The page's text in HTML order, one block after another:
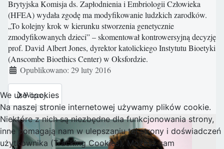
Brytyjska Komisja ds. Zapłodnienia i Embriologii Człowieka
(HFEA) wydała zgodę ma modyfikowanie ludzkich zarodków.
„To kolejny krok w kierunku stworzenia genetycznie
zmodyfikowanych dzieci” – skomentował kontrowersyjną decyzję
prof. David Albert Jones, dyrektor katolickiego Instytutu Bioetyki
(Anscombe Bioethics Center) w Oksfordzie.
Szczegóły
Opublikowano: 29 luty 2016
Więcej…
We use cookies
Na naszej stronie internetowej używamy plików cookie.
Niektóre z nich są niezbędne dla funkcjonowania strony,
inne pomagają nam w ulepszaniu tej strony i doświadczeń
użytkownika (Tracking Cookies). Możesz sam